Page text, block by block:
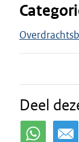
Deel